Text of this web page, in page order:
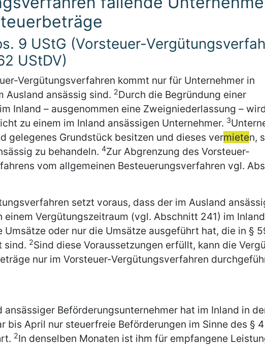
9 UStG (Vorsteuer-
UStDV)
Vergütungsverfahren kommt nur für Unternehmer in
Ausland ansässig sind. 2Durch die Begründung einer
Inland – ausgenommen eine Zweigniederlassung –
zu einem im Inland ansässigen Unternehmer. 3
gelegenes Grundstück besitzen und dieses vermieten,
zu behandeln. 4Zur Abgrenzung des Vorsteuer-
vom allgemeinen Besteuerungsverfahren vgl.
setzt voraus, dass der im Ausland
einem Vergütungszeitraum (vgl. Abschnitt 241) im Inland
Umsätze oder nur die Umsätze ausgeführt hat, die in §
sind. 2Sind diese Voraussetzungen erfüllt, kann die
nur im Vorsteuer-Vergütungsverfahren
ansässiger Beförderungsunternehmer hat im Inland in
bis April nur steuerfreie Beförderungen im Sinne des § 4
2In denselben Monaten ist ihm für empfangene